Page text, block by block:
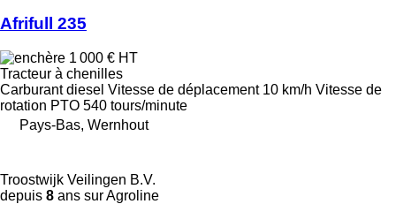
Afrifull 235
1 000 € HT
Tracteur à chenilles
Carburant diesel Vitesse de déplacement 10 km/h Vitesse de
rotation PTO 540 tours/minute
Pays-Bas, Wernhout
Troostwijk Veilingen B.V.
depuis 8 ans sur Agroline